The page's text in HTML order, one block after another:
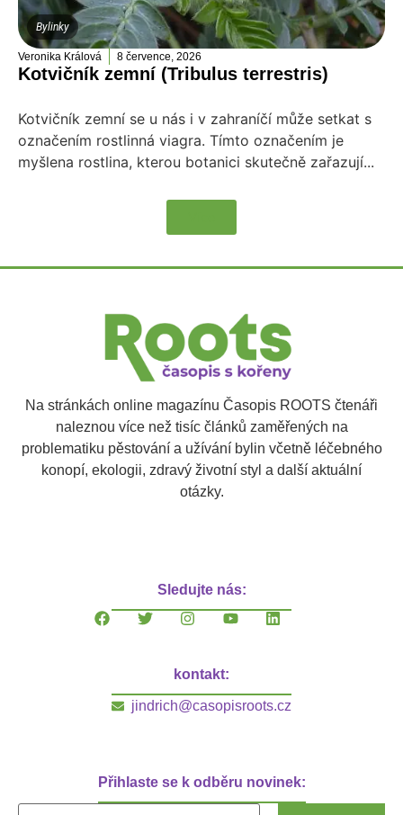
Bylinky
Veronika Králová 8 července, 2026
Kotvičník zemní (Tribulus terrestris)
Kotvičník zemní se u nás i v zahraníčí může setkat s
označením rostlinná viagra. Tímto označením je
myšlena rostlina, kterou botanici skutečně zařazují...
Na stránkách online magazínu Časopis ROOTS čtenáři
naleznou více než tisíc článků zaměřených na
problematiku pěstování a užívání bylin včetně léčebného
konopí, ekologii, zdravý životní styl a další aktuální
otázky.
Sledujte nás:
kontakt:
jindrich@casopisroots.cz
Přihlaste se k odběru novinek: